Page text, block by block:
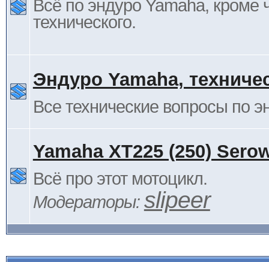
Всё по эндуро Yamaha, кроме
технического.
Эндуро Yamaha,
Все технические вопросы по
Yamaha XT225 (250)
Всё про этот мотоцикл.
Модераторы: slipeer